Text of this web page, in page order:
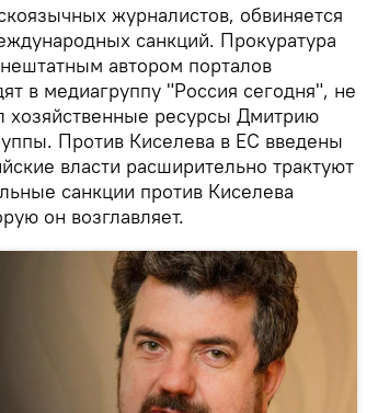
журналистов, обвиняется
санкций. Прокуратура
автором порталов
в медиагруппу "Россия сегодня", не
хозяйственные ресурсы Дмитрию
Против Киселева в ЕС введены
власти расширительно трактуют
санкции против Киселева
он возглавляет.